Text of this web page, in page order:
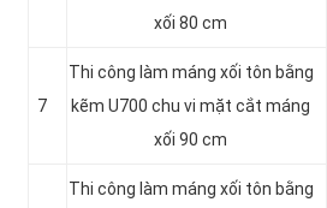
xối 80 cm
7
Thi công làm máng xối tôn bằng
kẽm U700 chu vi mặt cắt máng
xối 90 cm
Thi công làm máng xối tôn bằng